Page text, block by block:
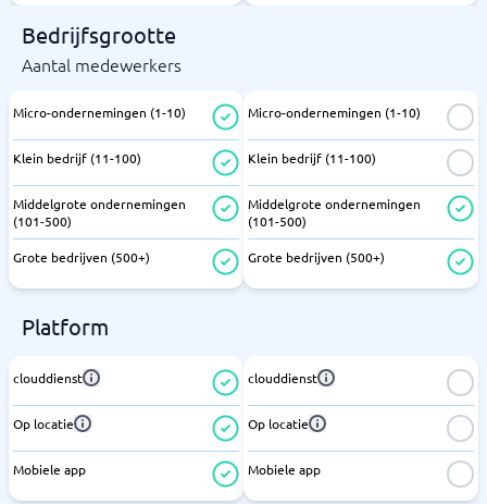
Bedrijfsgrootte
Aantal medewerkers
Micro-ondernemingen (1-10)
Klein bedrijf (11-100)
Middelgrote ondernemingen
(101-500)
Grote bedrijven (500+)
Micro-ondernemingen (1-10)
Klein bedrijf (11-100)
Middelgrote ondernemingen
(101-500)
Grote bedrijven (500+)
Platform
clouddienst
Op locatie
Mobiele app
clouddienst
Op locatie
Mobiele app